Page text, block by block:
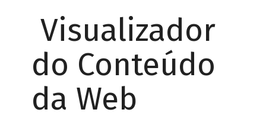
Visualizador
do Conteúdo
da Web